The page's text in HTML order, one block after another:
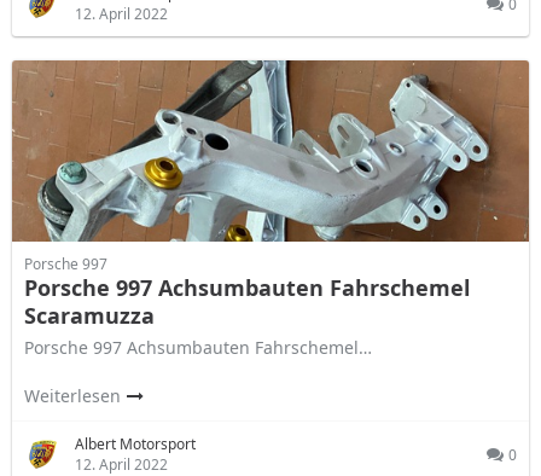
12. April 2022
Porsche 997
Porsche 997 Achsumbauten Fahrschemel
Scaramuzza
Porsche 997 Achsumbauten Fahrschemel…
Weiterlesen
Albert Motorsport
12. April 2022
0